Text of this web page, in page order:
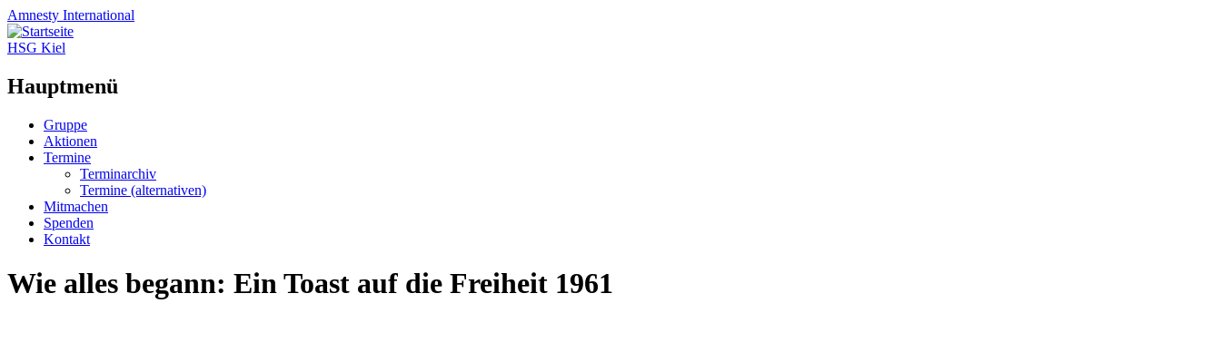
Amnesty International
HSG Kiel
Hauptmenü
Zum
Inhalt
springen
Gruppe
Aktionen
Termine
Terminarchiv
Termine (alternativen)
Mitmachen
Spenden
Kontakt
Wie alles begann: Ein Toast auf die Freiheit 1961